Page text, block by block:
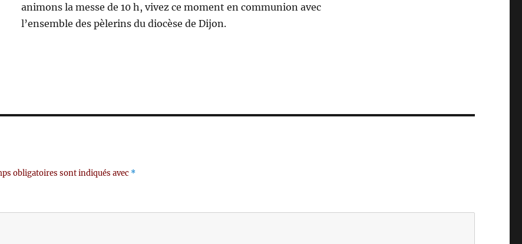
animons la messe de 10 h, vivez ce moment en communion avec
l’ensemble des pèlerins du diocèse de Dijon.
obligatoires sont indiqués avec *